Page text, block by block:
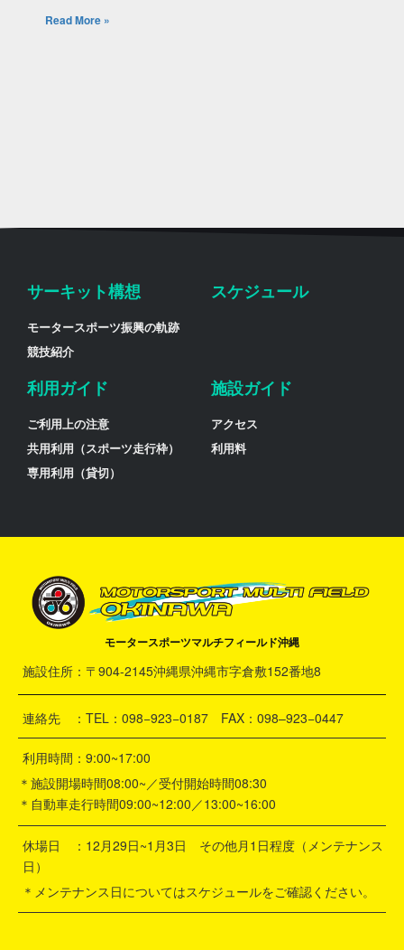
Read More »
サーキット構想
モータースポーツ振興の軌跡
競技紹介
スケジュール
利用ガイド
ご利用上の注意
共用利用（スポーツ走行枠）
専用利用（貸切）
施設ガイド
アクセス
利用料
モータースポーツマルチフィールド沖縄
施設住所：〒904-2145沖縄県沖縄市字倉敷152番地8
連絡先 ：TEL：098−923−0187 FAX：098–923−0447
利用時間：9:00~17:00
＊施設開場時間08:00~／受付開始時間08:30
＊自動車走行時間09:00~12:00／13:00~16:00
休場日 ：12月29日~1月3日 その他月1日程度（メンテナンス
日）
＊メンテナンス日についてはスケジュールをご確認ください。